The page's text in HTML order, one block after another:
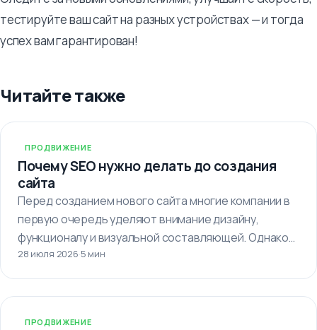
тестируйте ваш сайт на разных устройствах — и тогда
успех вам гарантирован!
Читайте также
ПРОДВИЖЕНИЕ
Почему SEO нужно делать до создания
сайта
Перед созданием нового сайта многие компании в
первую очередь уделяют внимание дизайну,
функционалу и визуальной составляющей. Однако
важно…
28 июля 2026·5 мин
ПРОДВИЖЕНИЕ